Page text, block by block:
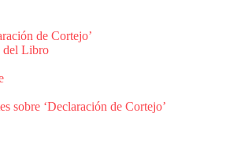
de Cortejo’
del Libro
sobre ‘Declaración de Cortejo’